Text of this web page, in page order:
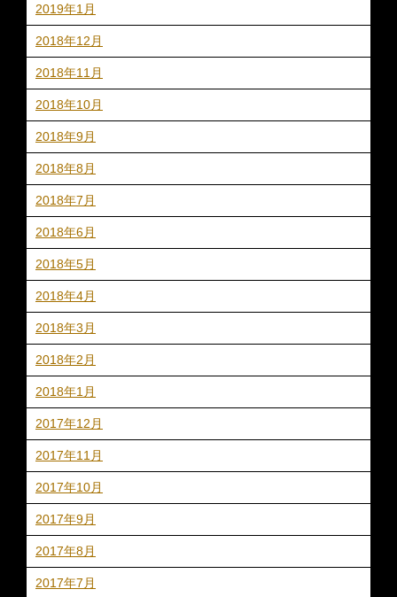
2019年1月
2018年12月
2018年11月
2018年10月
2018年9月
2018年8月
2018年7月
2018年6月
2018年5月
2018年4月
2018年3月
2018年2月
2018年1月
2017年12月
2017年11月
2017年10月
2017年9月
2017年8月
2017年7月